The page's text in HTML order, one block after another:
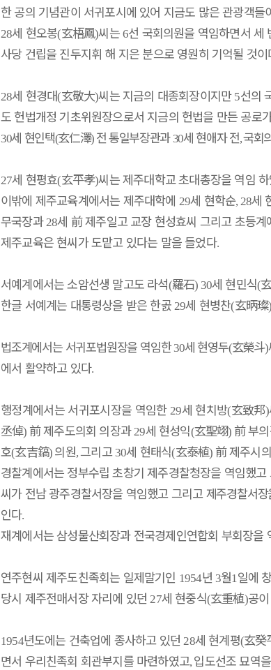
한 공의 기념관이 서귀포시에 있어 지금도 많은 관광객들
28세 현오봉(玄梧鳳)씨는6선 국회의원을 역임하면서 세
사당 건립을 진두지휘 해 지은 분으로 영원히 기억될 것이
28세 현경대(玄敬大)씨는 지금의 대종회장이지만 5선의
도 헌법개정 기초위원장으로서 지금의 헌법을 만든 공로
30세 현인택(玄仁澤) 전 통일부장관과30세 현애자 전,국회
27세 현평효(玄平孝)씨는 제주대학교 초대총장을 역임
이밖에 제주교육계에서는 제주대학에 29세 현학순, 28세
무국장과28세 前제주일고 교장 현성효씨 그리고 초등
제주교육은 현씨가 도맡고 있다는 말을 들었다.
서예계에서는 소암선생 말고도 라석(羅石) 30세 현민식(
한글 서예계는 대통령상을 받은 한곬 29세 현병찬(玄昞璨
법조계에서는 서귀포법원장을 역임한30세 현영두(玄榮斗)
에서 활약하고 있다.
행정계에서는 서귀포시장을 역임한 29세 현치방(玄致邦)
丞倬) 前제주도의회 의장과29세 현성익(玄聖翊) 前부
호(玄吉鎬) 의원, 그리고30세 현태식(玄泰植) 前제주시
경찰계에서는 정부수립 초창기 제주경찰청장을 역임했
씨가 전남 광주경찰서장을 역임했고 그리고제주경찰서
인다.
재계에서는 삼성물산회장과 전국경제인연합회 부회장을
연주현씨 제주도친족회는 일제말기인 1954년3월1일에
당시 제주전매서장 자리에 있던27세 현중식(玄重植)공
1954년도에는 건축업에 종사하고 있던28세 현계평(玄癸
면서 우리친족회 회관부지를 마련하였고, 입도선조 묘역